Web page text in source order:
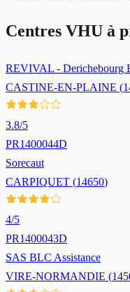
Centres VHU à
REVIVAL - Derichebourg
CASTINE-EN-PLAINE (
3.8/5
PR1400044D
Sorecaut
CARPIQUET (14650)
4/5
PR1400043D
SAS BLC Assistance
VIRE-NORMANDIE (